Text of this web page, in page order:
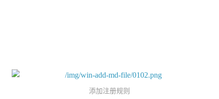
添加注册规则